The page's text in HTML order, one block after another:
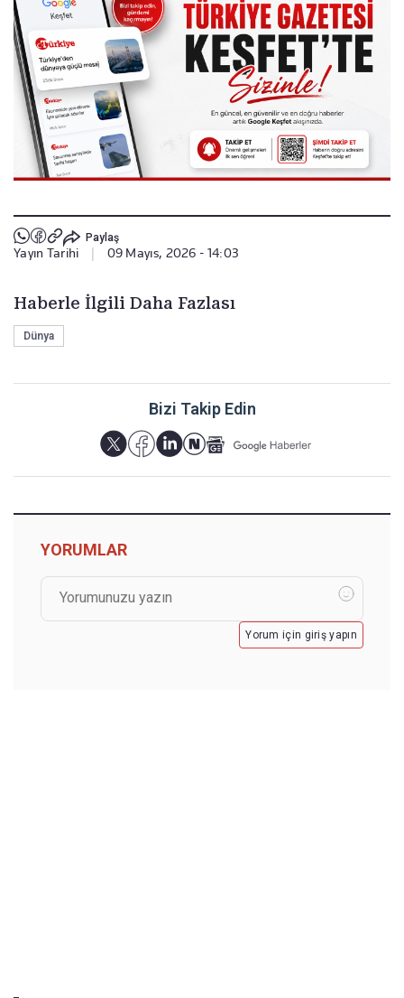
Paylaş
Yayın Tarihi 09 Mayıs, 2026 - 14:03
Haberle İlgili Daha Fazlası
Dünya
Bizi Takip Edin
YORUMLAR
Yorum için giriş yapın